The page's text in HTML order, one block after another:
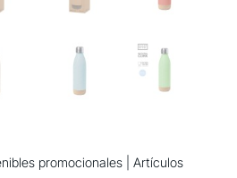
promocionales| Artículos